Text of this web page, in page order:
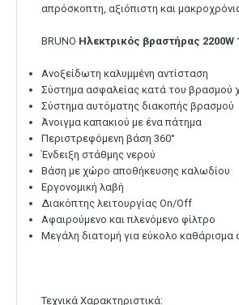
απρόσκοπτη, αξιόπιστη και
BRUNO Ηλεκτρικός βραστήρας 2200W
Ανοξείδωτη καλυμμένη αντίσταση
Σύστημα ασφαλείας κατά του βρασμού
Σύστημα αυτόματης διακοπής βρασμού
Άνοιγμα καπακιού με ένα πάτημα
Περιστρεφόμενη βάση 360°
Ένδειξη στάθμης νερού
Βάση με χώρο αποθήκευσης καλωδίου
Εργονομική λαβή
Διακόπτης λειτουργίας On/Off
Αφαιρούμενο και πλενόμενο φίλτρο
Μεγάλη διατομή για εύκολο καθάρισμα
Τεχνικά Χαρακτηριστικά: